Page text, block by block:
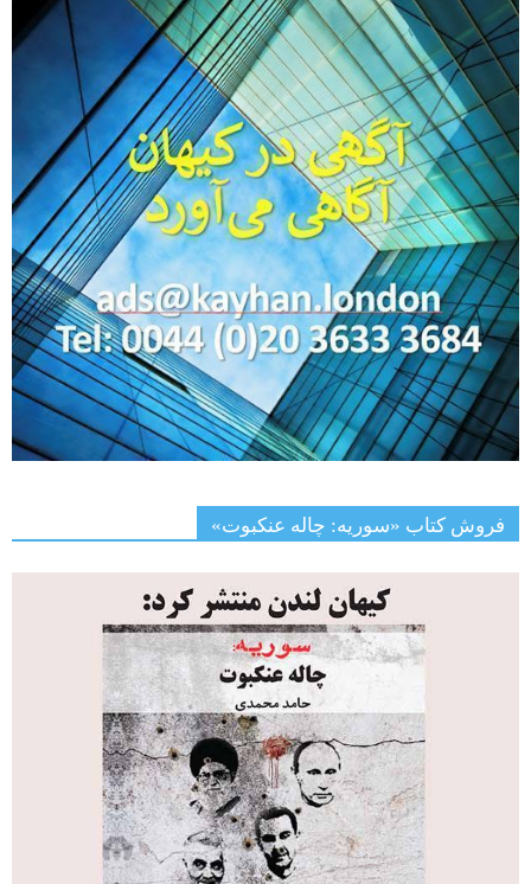
فروش کتاب «سوریه: چاله عنکبوت»